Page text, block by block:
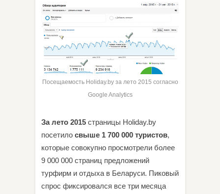
Посещаемость Holiday.by за лето 2015 согласно
Google Analytics
За лето 2015 страницы Holiday.by
посетило свыше 1 700 000 туристов,
которые совокупно просмотрели более
9 000 000 страниц предложений
турфирм и отдыха в Беларуси. Пиковый
спрос фиксировался все три месяца